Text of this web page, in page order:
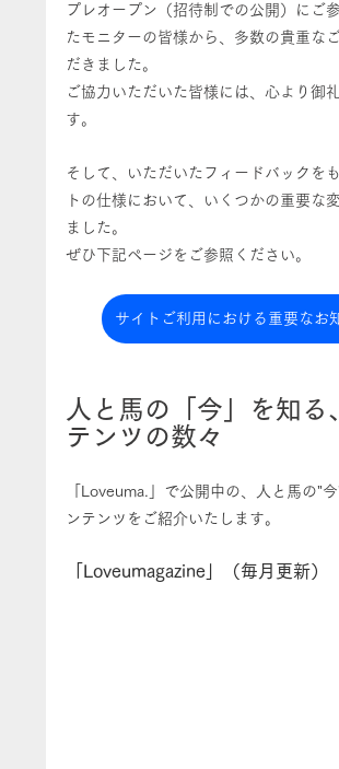
プレオープン（招待制での公開）にご
たモニターの皆様から、多数の貴重な
だきました。
ご協力いただいた皆様には、心より御
す。
そして、いただいたフィードバックを
トの仕様において、いくつかの重要な
ました。
ぜひ下記ページをご参照ください。
サイトご利用における重要なお
人と馬の「今」を知る
テンツの数々
「Loveuma.」で公開中の、人と馬の"
ンテンツをご紹介いたします。
「Loveumagazine」（毎月更新）